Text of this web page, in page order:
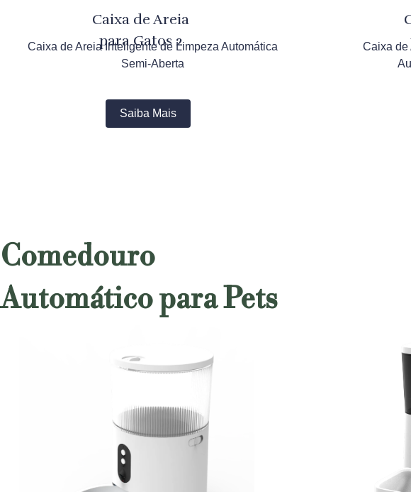
Caixa de Areia
para Gatos 2
Caixa de Areia Inteligente de Limpeza Automática
Semi-Aberta
Caixa de
Saiba Mais
Comedouro
Automático para Pets